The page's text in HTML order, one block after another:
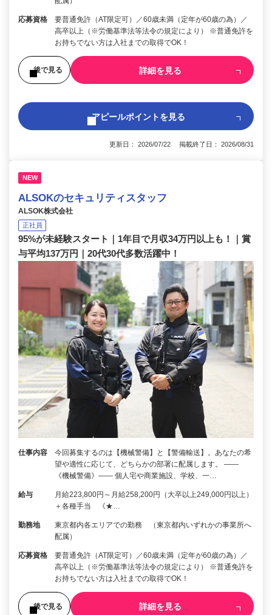
応募資格
要普通免許（AT限定可）／60歳未満（定年が60歳の為）／
高卒以上（※労働基準法等法令の規定により） ※普通免許を
お持ちでない方は入社までの取得でOK！
後で見る 詳細を見る
アピールポイントを見る
更新日： 2026/07/22 掲載終了日： 2026/08/31
NEW
ALSOKのセキュリティスタッフ
ALSOK株式会社
正社員
95%が未経験スタート｜1年目で月収34万円以上も！｜賞
与平均137万円｜20代30代多数活躍中！
仕事内容
今回募集するのは【機械警備】と【警備輸送】。あなたの希
望や適性に応じて、どちらかの部署に配属します。 ――
《機械警備》―― 個人宅や商業施設、学校、一…
給与
月給223,800円～月給258,200円（大卒以上249,000円以上）
＋各種手当 《★…
勤務地
東京都内各エリアでの勤務 （東京都内いずれかの事業所へ
配属）
応募資格
要普通免許（AT限定可）／60歳未満（定年が60歳の為）／
高卒以上（※労働基準法等法令の規定により） ※普通免許を
お持ちでない方は入社までの取得でOK！
後で見る 詳細を見る